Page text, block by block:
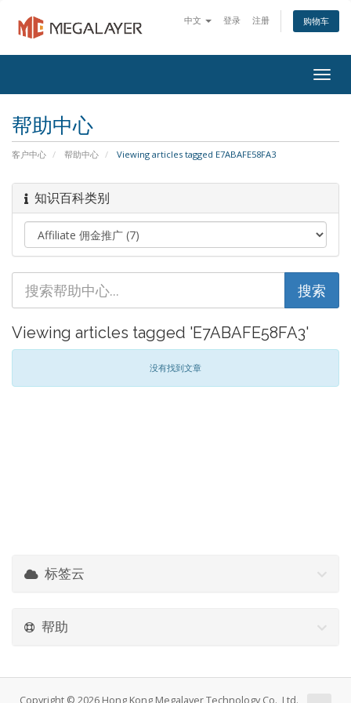
中文 登录 注册 购物车
帮助中心
客户中心 帮助中心 Viewing articles tagged E7ABAFE58FA3
知识百科类别
Viewing articles tagged 'E7ABAFE58FA3'
没有找到文章
标签云
帮助
Copyright © 2026 Hong Kong Megalayer Technology Co., Ltd.